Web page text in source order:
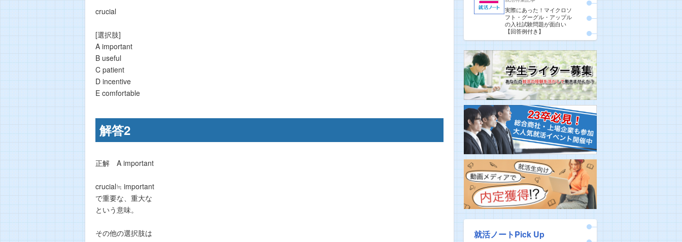
crucial
[選択肢]
A important
B useful
C patient
D incentive
E comfortable
解答2
正解 A important
crucial≒ important
で重要な、重大な
という意味。
その他の選択肢は
実際にあった！マイクロソ
フト・グーグル・アップル
の入社試験問題が面白い
【回答例付き】
就活ノートPick Up